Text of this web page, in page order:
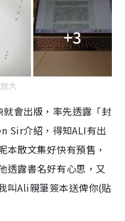
+3
大
會出版，率先透露「封
Sir介紹，得知ALI有出
本散文集好快有預售，
透露書名好有心思，又
叫Ali親筆簽本送俾你(貼